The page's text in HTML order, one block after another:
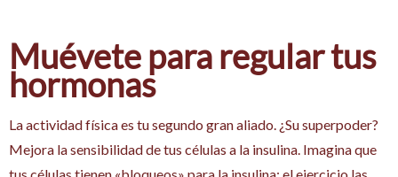
Muévete para regular tus
hormonas
La actividad física es tu segundo gran aliado. ¿Su superpoder?
Mejora la sensibilidad de tus células a la insulina. Imagina que